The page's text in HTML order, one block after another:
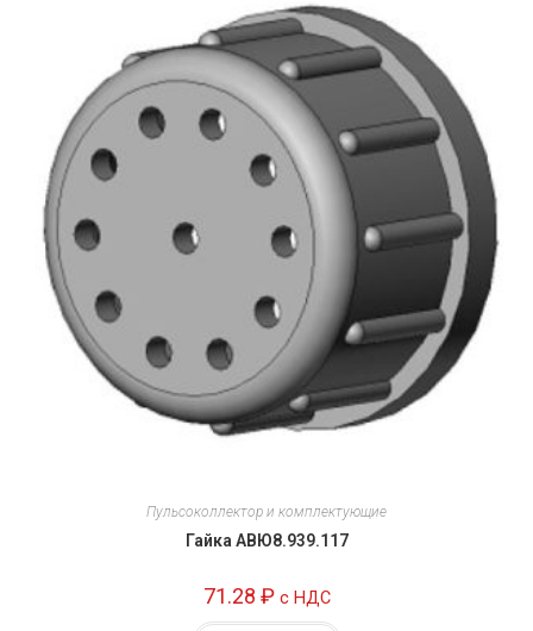
Пульсоколлектор и комплектующие
Гайка АВЮ8.939.117
71.28 ₽ c НДС